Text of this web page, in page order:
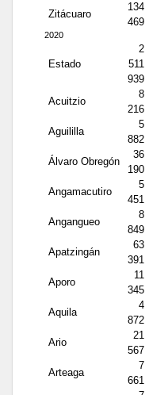
Zitácuaro
134
469
2020
Estado
2
511
939
Acuitzio
8
216
Aguililla
5
882
Álvaro Obregón
36
190
Angamacutiro
5
451
Angangueo
8
849
Apatzingán
63
391
Aporo
11
345
Aquila
4
872
Ario
21
567
Arteaga
7
661